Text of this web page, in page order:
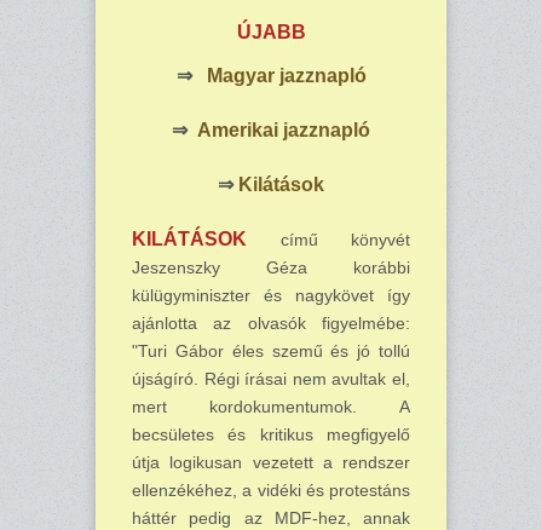
ÚJABB
⇒ Magyar jazznapló
⇒ Amerikai jazznapló
⇒ Kilátások
KILÁTÁSOK című könyvét
Jeszenszky Géza korábbi
külügyminiszter és nagykövet így
ajánlotta az olvasók figyelmébe:
"Turi Gábor éles szemű és jó tollú
újságíró. Régi írásai nem avultak el,
mert kordokumentumok. A
becsületes és kritikus megfigyelő
útja logikusan vezetett a rendszer
ellenzékéhez, a vidéki és protestáns
háttér pedig az MDF-hez, annak